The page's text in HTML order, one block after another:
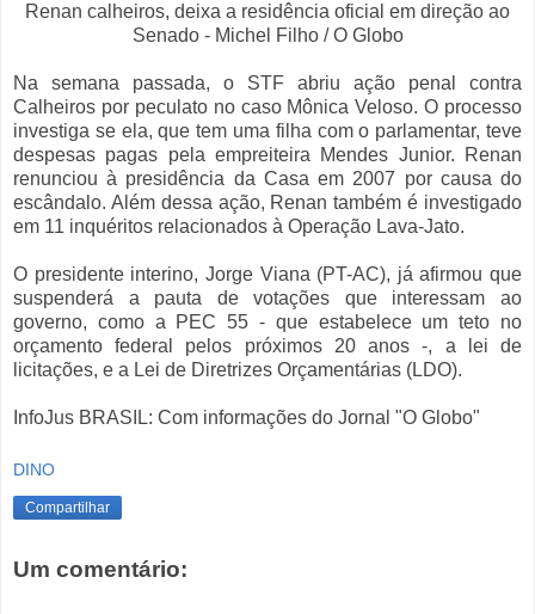
Renan calheiros, deixa a residência oficial em direção ao
Senado - Michel Filho / O Globo
Na semana passada, o STF abriu ação penal contra
Calheiros por peculato no caso Mônica Veloso. O processo
investiga se ela, que tem uma filha com o parlamentar, teve
despesas pagas pela empreiteira Mendes Junior. Renan
renunciou à presidência da Casa em 2007 por causa do
escândalo. Além dessa ação, Renan também é investigado
em 11 inquéritos relacionados à Operação Lava-Jato.
O presidente interino, Jorge Viana (PT-AC), já afirmou que
suspenderá a pauta de votações que interessam ao
governo, como a PEC 55 - que estabelece um teto no
orçamento federal pelos próximos 20 anos -, a lei de
licitações, e a Lei de Diretrizes Orçamentárias (LDO).
InfoJus BRASIL: Com informações do Jornal "O Globo"
DINO
Compartilhar
Um comentário: